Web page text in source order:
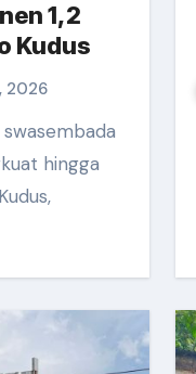
1,2
Kudus
2026
hingga